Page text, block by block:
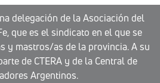
delegación de la Asociación del
que es el sindicato en el que se
y mastros/as de la provincia. A su
de CTERA y de la Central de
Argentinos.